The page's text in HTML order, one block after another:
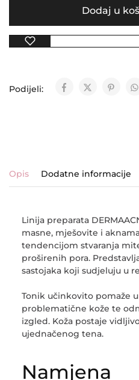
Dodaj u
Podijeli:
Opis Dodatne informacije
Linija preparata
masne, mješovite i
tendencijom stvaranja
proširenih pora.
sastojaka koji sudjeluju u
Tonik učinkovito pomaže
problematične kože te
izgled. Koža postaje
ujednačenog tena.
Namjena